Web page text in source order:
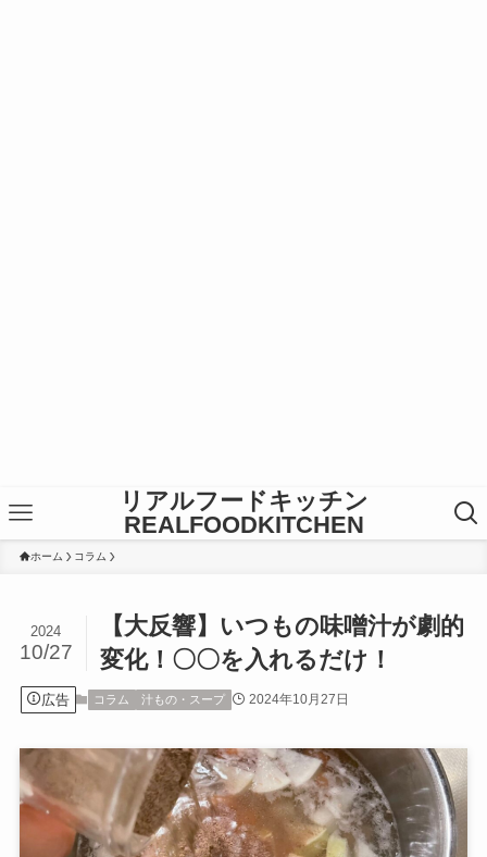
リアルフードキッチン
REALFOODKITCHEN
ホーム コラム
【大反響】いつもの味噌汁が劇的
変化！〇〇を入れるだけ！
2024
10/27
広告 コラム 汁もの・スープ 2024年10月27日